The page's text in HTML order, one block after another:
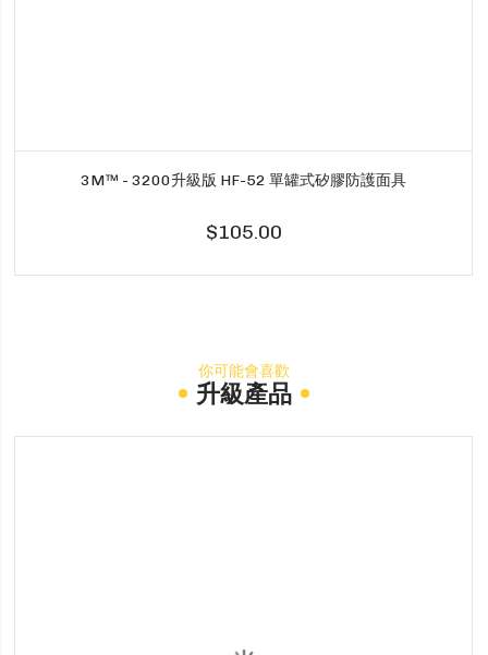
3M™ - 3200升級版 HF-52 單罐式矽膠防護面具
$105.00
你可能會喜歡
升級產品